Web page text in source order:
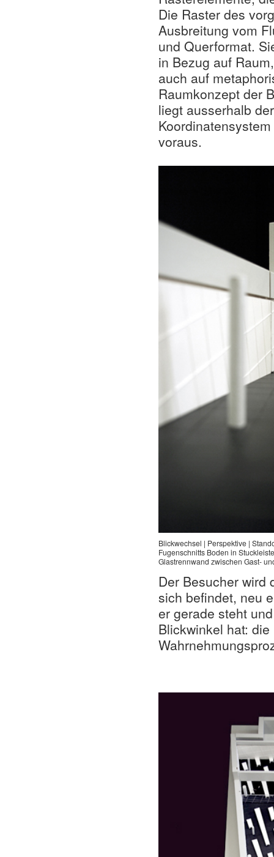
Die Raster des
Ausbreitung vom
und Querformat.
in Bezug auf
auch auf
Raumkonzept der
liegt ausserhalb
voraus.
Blickwechsel | Perspektive |
Fugenschnitts Boden in
Glastrennwand zwischen Gast-
Der Besucher wird
sich befindet, neu
er gerade steht
Blickwinkel hat: